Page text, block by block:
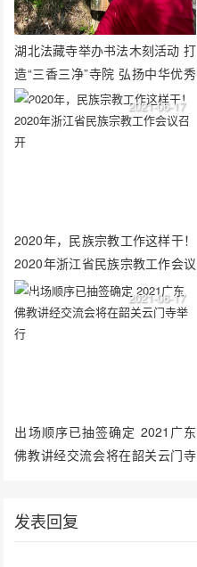
湖北法藏寺举办书法木刻活动 打
造“三香三净”寺院 弘扬中华优秀
传统文化
2020年，民族宗教工作这样干！
2020年浙江省民族宗教工作会议
召开
2021-06-17
出场顺序已抽签确定 2021广东
佛教讲经交流会将在韶关云门寺
2021-06-17
发表回复